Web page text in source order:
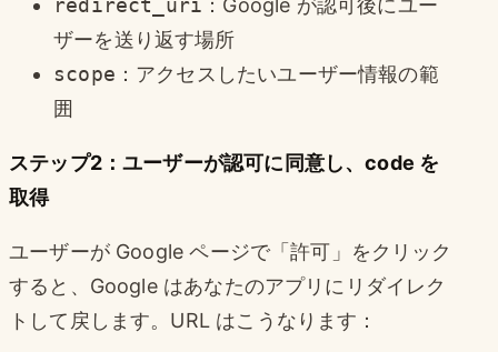
redirect_uri ：Google が認可後にユー
ザーを送り返す場所
scope ：アクセスしたいユーザー情報の範
囲
ステップ2：ユーザーが認可に同意し、code を
取得
ユーザーが Google ページで「許可」をクリック
すると、Google はあなたのアプリにリダイレク
トして戻します。URL はこうなります：